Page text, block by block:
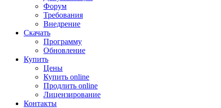
Форум
Требования
Внедрение
Скачать
Программу
Обновление
Купить
Цены
Купить online
Продлить online
Лицензирование
Контакты